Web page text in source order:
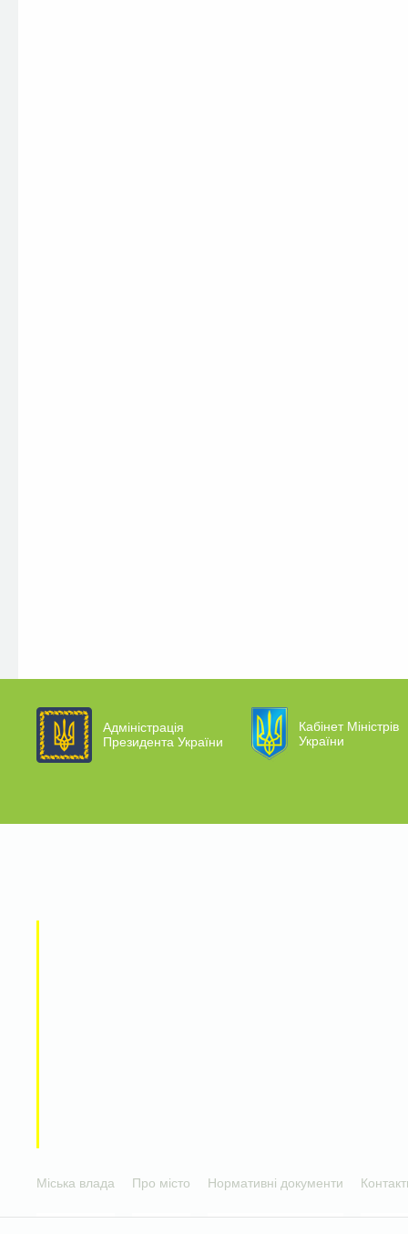
Адміністрація
Президента України
Кабінет Міністрів
України
Міська влада Про місто Нормативні документи